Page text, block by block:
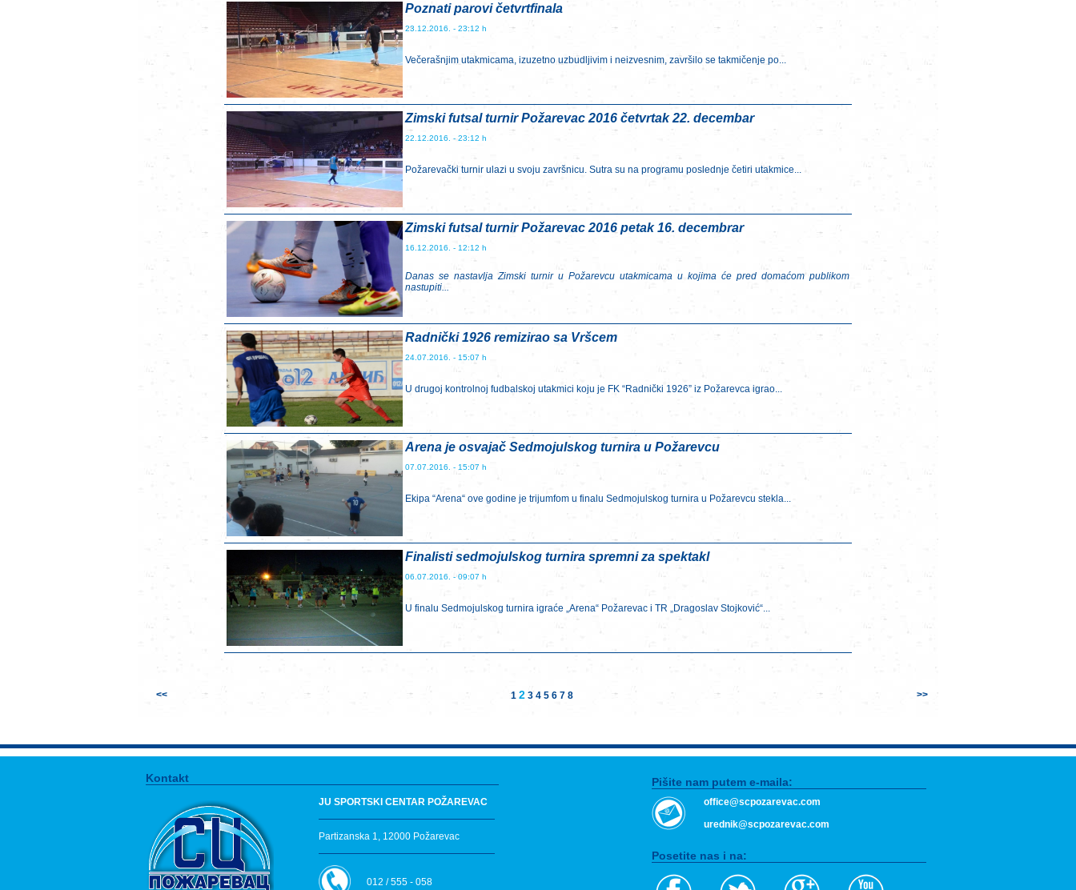
Poznati parovi četvrtfinala
23.12.2016. - 23:12 h
Večerašnjim utakmicama, izuzetno uzbudljivim i neizvesnim, završilo se takmičenje po...
Zimski futsal turnir Požarevac 2016 četvrtak 22. decembar
22.12.2016. - 23:12 h
Požarevački turnir ulazi u svoju završnicu. Sutra su na programu poslednje četiri utakmice...
Zimski futsal turnir Požarevac 2016 petak 16. decembrar
16.12.2016. - 12:12 h
Danas se nastavlja Zimski turnir u Požarevcu utakmicama u kojima će pred domaćom publikom
nastupiti...
Radnički 1926 remizirao sa Vršcem
24.07.2016. - 15:07 h
U drugoj kontrolnoj fudbalskoj utakmici koju je FK “Radnički 1926” iz Požarevca igrao...
Arena je osvajač Sedmojulskog turnira u Požarevcu
07.07.2016. - 15:07 h
Ekipa “Arena“ ove godine je trijumfom u finalu Sedmojulskog turnira u Požarevcu stekla...
Finalisti sedmojulskog turnira spremni za spektakl
06.07.2016. - 09:07 h
U finalu Sedmojulskog turnira igraće „Arena“ Požarevac i TR „Dragoslav Stojković“...
<< 1 2 3 4 5 6 7 8 >>
Kontakt
JU SPORTSKI CENTAR POŽAREVAC
Partizanska 1, 12000 Požarevac
012 / 555 - 058
Pišite nam putem e-maila:
office@scpozarevac.com
urednik@scpozarevac.com
Posetite nas i na: